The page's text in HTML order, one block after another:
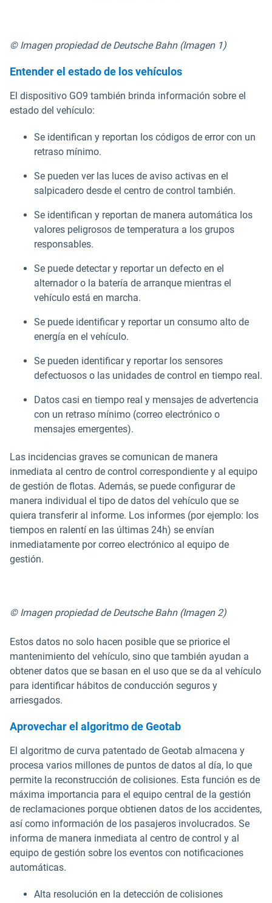
© Imagen propiedad de Deutsche Bahn (Imagen 1)
Entender el estado de los vehículos
El dispositivo GO9 también brinda información sobre el
estado del vehículo:
Se identifican y reportan los códigos de error con un
retraso mínimo.
Se pueden ver las luces de aviso activas en el
salpicadero desde el centro de control también.
Se identifican y reportan de manera automática los
valores peligrosos de temperatura a los grupos
responsables.
Se puede detectar y reportar un defecto en el
alternador o la batería de arranque mientras el
vehículo está en marcha.
Se puede identificar y reportar un consumo alto de
energía en el vehículo.
Se pueden identificar y reportar los sensores
defectuosos o las unidades de control en tiempo real.
Datos casi en tiempo real y mensajes de advertencia
con un retraso mínimo (correo electrónico o
mensajes emergentes).
Las incidencias graves se comunican de manera
inmediata al centro de control correspondiente y al equipo
de gestión de flotas. Además, se puede configurar de
manera individual el tipo de datos del vehículo que se
quiera transferir al informe. Los informes (por ejemplo: los
tiempos en ralentí en las últimas 24h) se envían
inmediatamente por correo electrónico al equipo de
gestión.
© Imagen propiedad de Deutsche Bahn (Imagen 2)
Estos datos no solo hacen posible que se priorice el
mantenimiento del vehículo, sino que también ayudan a
obtener datos que se basan en el uso que se da al vehículo
para identificar hábitos de conducción seguros y
arriesgados.
Aprovechar el algoritmo de Geotab
El algoritmo de curva patentado de Geotab almacena y
procesa varios millones de puntos de datos al día, lo que
permite la reconstrucción de colisiones. Esta función es de
máxima importancia para el equipo central de la gestión
de reclamaciones porque obtienen datos de los accidentes,
así como información de los pasajeros involucrados. Se
informa de manera inmediata al centro de control y al
equipo de gestión sobre los eventos con notificaciones
automáticas.
Alta resolución en la detección de colisiones